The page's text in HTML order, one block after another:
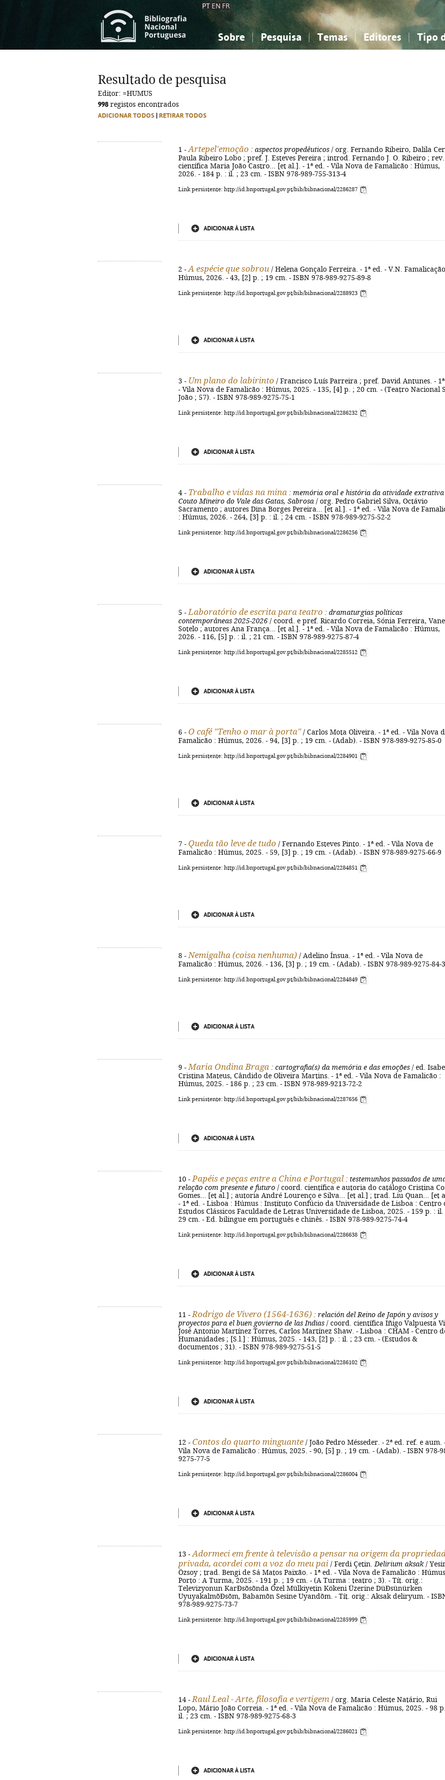
PT EN FR
Sobre Pesquisa Temas
Ciências sociais...
Editores Tipo
Ciências sociais...
Resultado de pesquisa
Editor: =HUMUS
998 registos encontrados
ADICIONAR TODOS RETIRAR TODOS
1 - Artepel'emoção : aspectos propedêuticos / org. Fernando Ribeiro, Dalila
Paula Ribeiro Lobo ; pref. J. Esteves Pereira ; introd. Fernando J. O. Ribeiro ; rev.
científica Maria João Castro... [et al.]. - 1ª ed. - Vila Nova de Famalicão : Húmus,
2026. - 184 p. : il. ; 23 cm. - ISBN 978-989-755-313-4
Link persistente: http://id.bnportugal.gov.pt/bib/bibnacional/2286287
ADICIONAR À LISTA
2 - A espécie que sobrou / Helena Gonçalo Ferreira. - 1ª ed. - V.N.
Húmus, 2026. - 43, [2] p. ; 19 cm. - ISBN 978-989-9275-89-8
Link persistente: http://id.bnportugal.gov.pt/bib/bibnacional/2288923
ADICIONAR À LISTA
3 - Um plano do labirinto / Francisco Luís Parreira ; pref. David Antunes. -
- Vila Nova de Famalicão : Húmus, 2025. - 135, [4] p. ; 20 cm. - (Teatro Nacional
João ; 57). - ISBN 978-989-9275-75-1
Link persistente: http://id.bnportugal.gov.pt/bib/bibnacional/2286232
ADICIONAR À LISTA
4 - Trabalho e vidas na mina : memória oral e história da atividade extrativa
Couto Mineiro do Vale das Gatas, Sabrosa / org. Pedro Gabriel Silva, Octávio
Sacramento ; autores Dina Borges Pereira... [et al.]. - 1ª ed. - Vila Nova de
: Húmus, 2026. - 264, [3] p. : il. ; 24 cm. - ISBN 978-989-9275-52-2
Link persistente: http://id.bnportugal.gov.pt/bib/bibnacional/2286256
ADICIONAR À LISTA
5 - Laboratório de escrita para teatro : dramaturgias políticas
contemporâneas 2025-2026 / coord. e pref. Ricardo Correia, Sónia Ferreira,
Sotelo ; autores Ana França... [et al.]. - 1ª ed. - Vila Nova de Famalicão : Húmus,
2026. - 116, [5] p. : il. ; 21 cm. - ISBN 978-989-9275-87-4
Link persistente: http://id.bnportugal.gov.pt/bib/bibnacional/2285512
ADICIONAR À LISTA
6 - O café "Tenho o mar à porta" / Carlos Mota Oliveira. - 1ª ed. - Vila Nova
Famalicão : Húmus, 2026. - 94, [3] p. ; 19 cm. - (Adab). - ISBN 978-989-9275-85-0
Link persistente: http://id.bnportugal.gov.pt/bib/bibnacional/2284901
ADICIONAR À LISTA
7 - Queda tão leve de tudo / Fernando Esteves Pinto. - 1ª ed. - Vila Nova de
Famalicão : Húmus, 2025. - 59, [3] p. ; 19 cm. - (Adab). - ISBN 978-989-9275-66-9
Link persistente: http://id.bnportugal.gov.pt/bib/bibnacional/2284851
ADICIONAR À LISTA
8 - Nemigalha (coisa nenhuma) / Adelino Ínsua. - 1ª ed. - Vila Nova de
Famalicão : Húmus, 2026. - 136, [3] p. ; 19 cm. - (Adab). - ISBN 978-989-9275-84-3
Link persistente: http://id.bnportugal.gov.pt/bib/bibnacional/2284849
ADICIONAR À LISTA
9 - Maria Ondina Braga : cartografia(s) da memória e das emoções / ed.
Cristina Mateus, Cândido de Oliveira Martins. - 1ª ed. - Vila Nova de Famalicão :
Húmus, 2025. - 186 p. ; 23 cm. - ISBN 978-989-9213-72-2
Link persistente: http://id.bnportugal.gov.pt/bib/bibnacional/2287656
ADICIONAR À LISTA
10 - Papéis e peças entre a China e Portugal : testemunhos passados de
relação com presente e futuro / coord. científica e autoria do catálogo Cristina
Gomes... [et al.] ; autoria André Lourenço e Silva... [et al.] ; trad. Liu Quan... [et
- 1ª ed. - Lisboa : Húmus : Instituto Confúcio da Universidade de Lisboa : Centro
Estudos Clássicos Faculdade de Letras Universidade de Lisboa, 2025. - 159 p. : il.
29 cm. - Ed. bilingue em português e chinês. - ISBN 978-989-9275-74-4
Link persistente: http://id.bnportugal.gov.pt/bib/bibnacional/2286638
ADICIONAR À LISTA
11 - Rodrigo de Vivero (1564-1636) : relación del Reino de Japón y avisos y
proyectos para el buen govierno de las Indias / coord. científica Iñigo Valpuesta
José Antonio Martínez Torres, Carlos Martínez Shaw. - Lisboa : CHAM - Centro
Humanidades ; [S.l.] : Húmus, 2025. - 143, [2] p. : il. ; 23 cm. - (Estudos &
documentos ; 31). - ISBN 978-989-9275-51-5
Link persistente: http://id.bnportugal.gov.pt/bib/bibnacional/2286102
ADICIONAR À LISTA
12 - Contos do quarto minguante / João Pedro Mésseder. - 2ª ed. ref. e aum.
Vila Nova de Famalicão : Húmus, 2025. - 90, [5] p. ; 19 cm. - (Adab). - ISBN 978-
9275-77-5
Link persistente: http://id.bnportugal.gov.pt/bib/bibnacional/2286004
ADICIONAR À LISTA
13 - Adormeci em frente à televisão a pensar na origem da
privada, acordei com a voz do meu pai / Ferdi Çetin. Delirium aksak/
Özsoy ; trad. Bengi de Sá Matos Paixão. - 1ª ed. - Vila Nova de Famalicão :
Porto : A Turma, 2025. - 191 p. ; 19 cm. - (A Turma : teatro ; 3). - Tít. orig.:
Televizyonun KarÐsõsõnda Özel Mülkiyetin Kökeni Üzerine DüÐsünürken
UyuyakalmõÐsõm, Babamõn Sesine Uyandõm. - Tít. orig.: Aksak deliryum. -
978-989-9275-73-7
Link persistente: http://id.bnportugal.gov.pt/bib/bibnacional/2285999
ADICIONAR À LISTA
14 - Raul Leal - Arte, filosofia e vertigem / org. Maria Celeste Natário, Rui
Lopo, Mário João Correia. - 1ª ed. - Vila Nova de Famalicão : Húmus, 2025. - 98
il. ; 23 cm. - ISBN 978-989-9275-68-3
Link persistente: http://id.bnportugal.gov.pt/bib/bibnacional/2286021
ADICIONAR À LISTA